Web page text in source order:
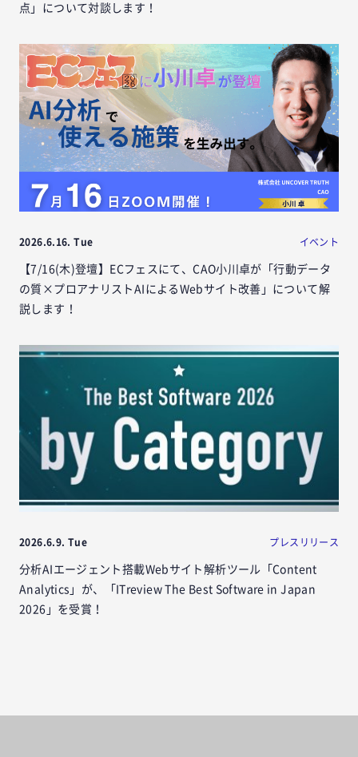
点」について対談します！
2026.6.16. Tue イベント
【7/16(木)登壇】ECフェスにて、CAO小川卓が「行動データ
の質×プロアナリストAIによるWebサイト改善」について解
説します！
2026.6.9. Tue プレスリリース
分析AIエージェント搭載Webサイト解析ツール「Content
Analytics」が、「ITreview The Best Software in Japan
2026」を受賞！